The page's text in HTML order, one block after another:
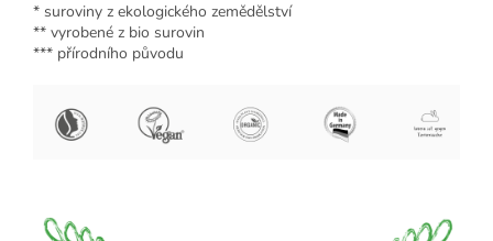
* suroviny z ekologického zemědělství
** vyrobené z bio surovin
*** přírodního původu